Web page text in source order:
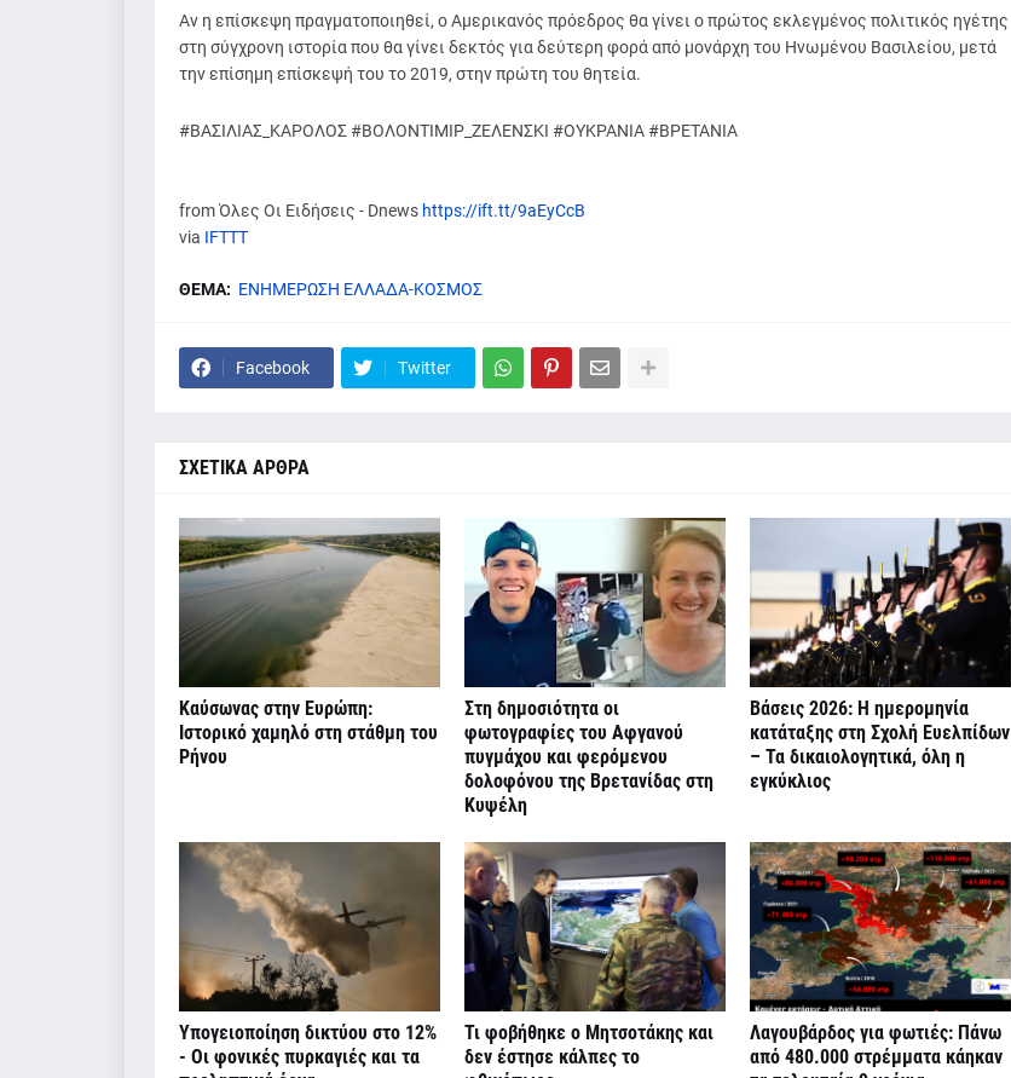
Αν η επίσκεψη πραγματοποιηθεί, ο Αμερικανός πρόεδρος θα γίνει ο πρώτος εκλεγμένος πολιτικός ηγέτης
στη σύγχρονη ιστορία που θα γίνει δεκτός για δεύτερη φορά από μονάρχη του Ηνωμένου Βασιλείου, μετά
την επίσημη επίσκεψή του το 2019, στην πρώτη του θητεία.
#ΒΑΣΙΛΙΑΣ_ΚΑΡΟΛΟΣ #ΒΟΛΟΝΤΙΜΙΡ_ΖΕΛΕΝΣΚΙ #ΟΥΚΡΑΝΙΑ #ΒΡΕΤΑΝΙΑ
from Όλες Οι Ειδήσεις - Dnews https://ift.tt/9aEyCcB
via IFTTT
ΘΕΜΑ: ΕΝΗΜΕΡΩΣΗ ΕΛΛΑΔΑ-ΚΟΣΜΟΣ
Facebook Twitter
ΣΧΕΤΙΚΑ ΑΡΘΡΑ
Καύσωνας στην Ευρώπη:
Ιστορικό χαμηλό στη στάθμη του
Ρήνου
Στη δημοσιότητα οι
φωτογραφίες του Αφγανού
πυγμάχου και φερόμενου
δολοφόνου της Βρετανίδας στη
Κυψέλη
Βάσεις 2026: Η ημερομηνία
κατάταξης στη Σχολή Ευελπίδων
– Τα δικαιολογητικά, όλη η
εγκύκλιος
Υπογειοποίηση δικτύου στο 12%
- Οι φονικές πυρκαγιές και τα
Τι φοβήθηκε ο Μητσοτάκης και
δεν έστησε κάλπες το
Λαγουβάρδος για φωτιές: Πάνω
από 480.000 στρέμματα κάηκαν